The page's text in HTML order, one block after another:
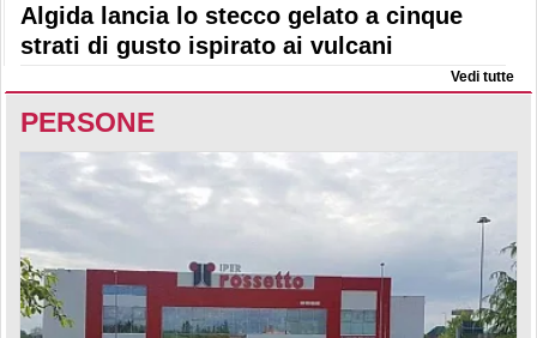
Algida lancia lo stecco gelato a cinque
strati di gusto ispirato ai vulcani
Vedi tutte
PERSONE